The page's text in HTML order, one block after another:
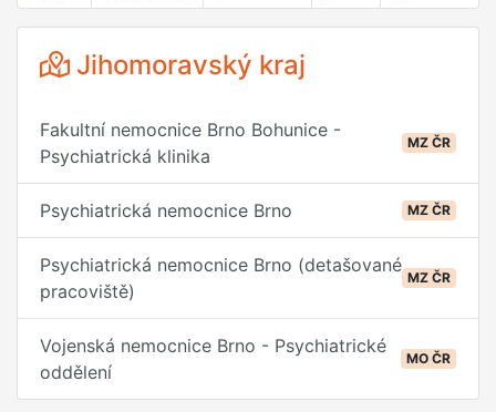
Jihomoravský kraj
Fakultní nemocnice Brno Bohunice -
Psychiatrická klinika
MZ ČR
Psychiatrická nemocnice Brno MZ ČR
Psychiatrická nemocnice Brno (detašované
pracoviště)
MZ ČR
Vojenská nemocnice Brno - Psychiatrické
oddělení
MO ČR